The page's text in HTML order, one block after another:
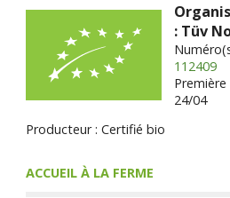
: Tüv
112409
24/04
Producteur : Certifié bio
ACCUEIL À LA FERME